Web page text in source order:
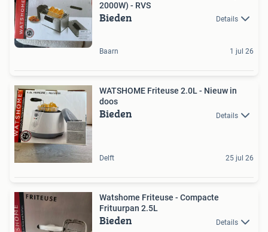
2000W) - RVS
Bieden Details
Baarn 1 jul 26
WATSHOME Friteuse 2.0L - Nieuw in
doos
Bieden Details
Delft 25 jul 26
Watshome Friteuse - Compacte
Frituurpan 2.5L
Bieden Details